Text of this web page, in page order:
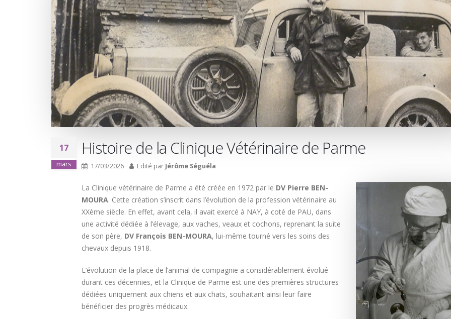
17
mars
Histoire de la Clinique Vétérinaire de Parme
17/03/2026 Edité par Jérôme Séguéla
La Clinique vétérinaire de Parme a été créée en 1972 par le DV Pierre BEN-
MOURA. Cette création s’inscrit dans l’évolution de la profession vétérinaire au
XXème siècle. En effet, avant cela, il avait exercé à NAY, à coté de PAU, dans
une activité dédiée à l’élevage, aux vaches, veaux et cochons, reprenant la suite
de son père, DV François BEN-MOURA, lui-même tourné vers les soins des
chevaux depuis 1918.
L’évolution de la place de l’animal de compagnie a considérablement évolué
durant ces décennies, et la Clinique de Parme est une des premières structures
dédiées uniquement aux chiens et aux chats, souhaitant ainsi leur faire
bénéficier des progrès médicaux.